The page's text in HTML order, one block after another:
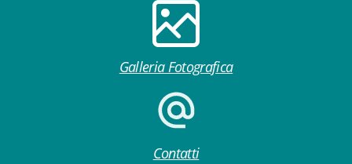
Galleria Fotografica
Contatti